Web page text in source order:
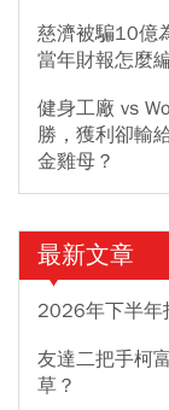
慈濟被騙10億
當年財報怎麼
健身工廠 vs
勝，獲利卻輸
金雞母？
最新文章
2026年下半年
友達二把手柯
草？